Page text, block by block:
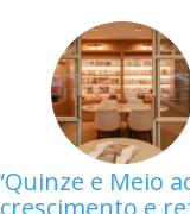
Quinze e Meio